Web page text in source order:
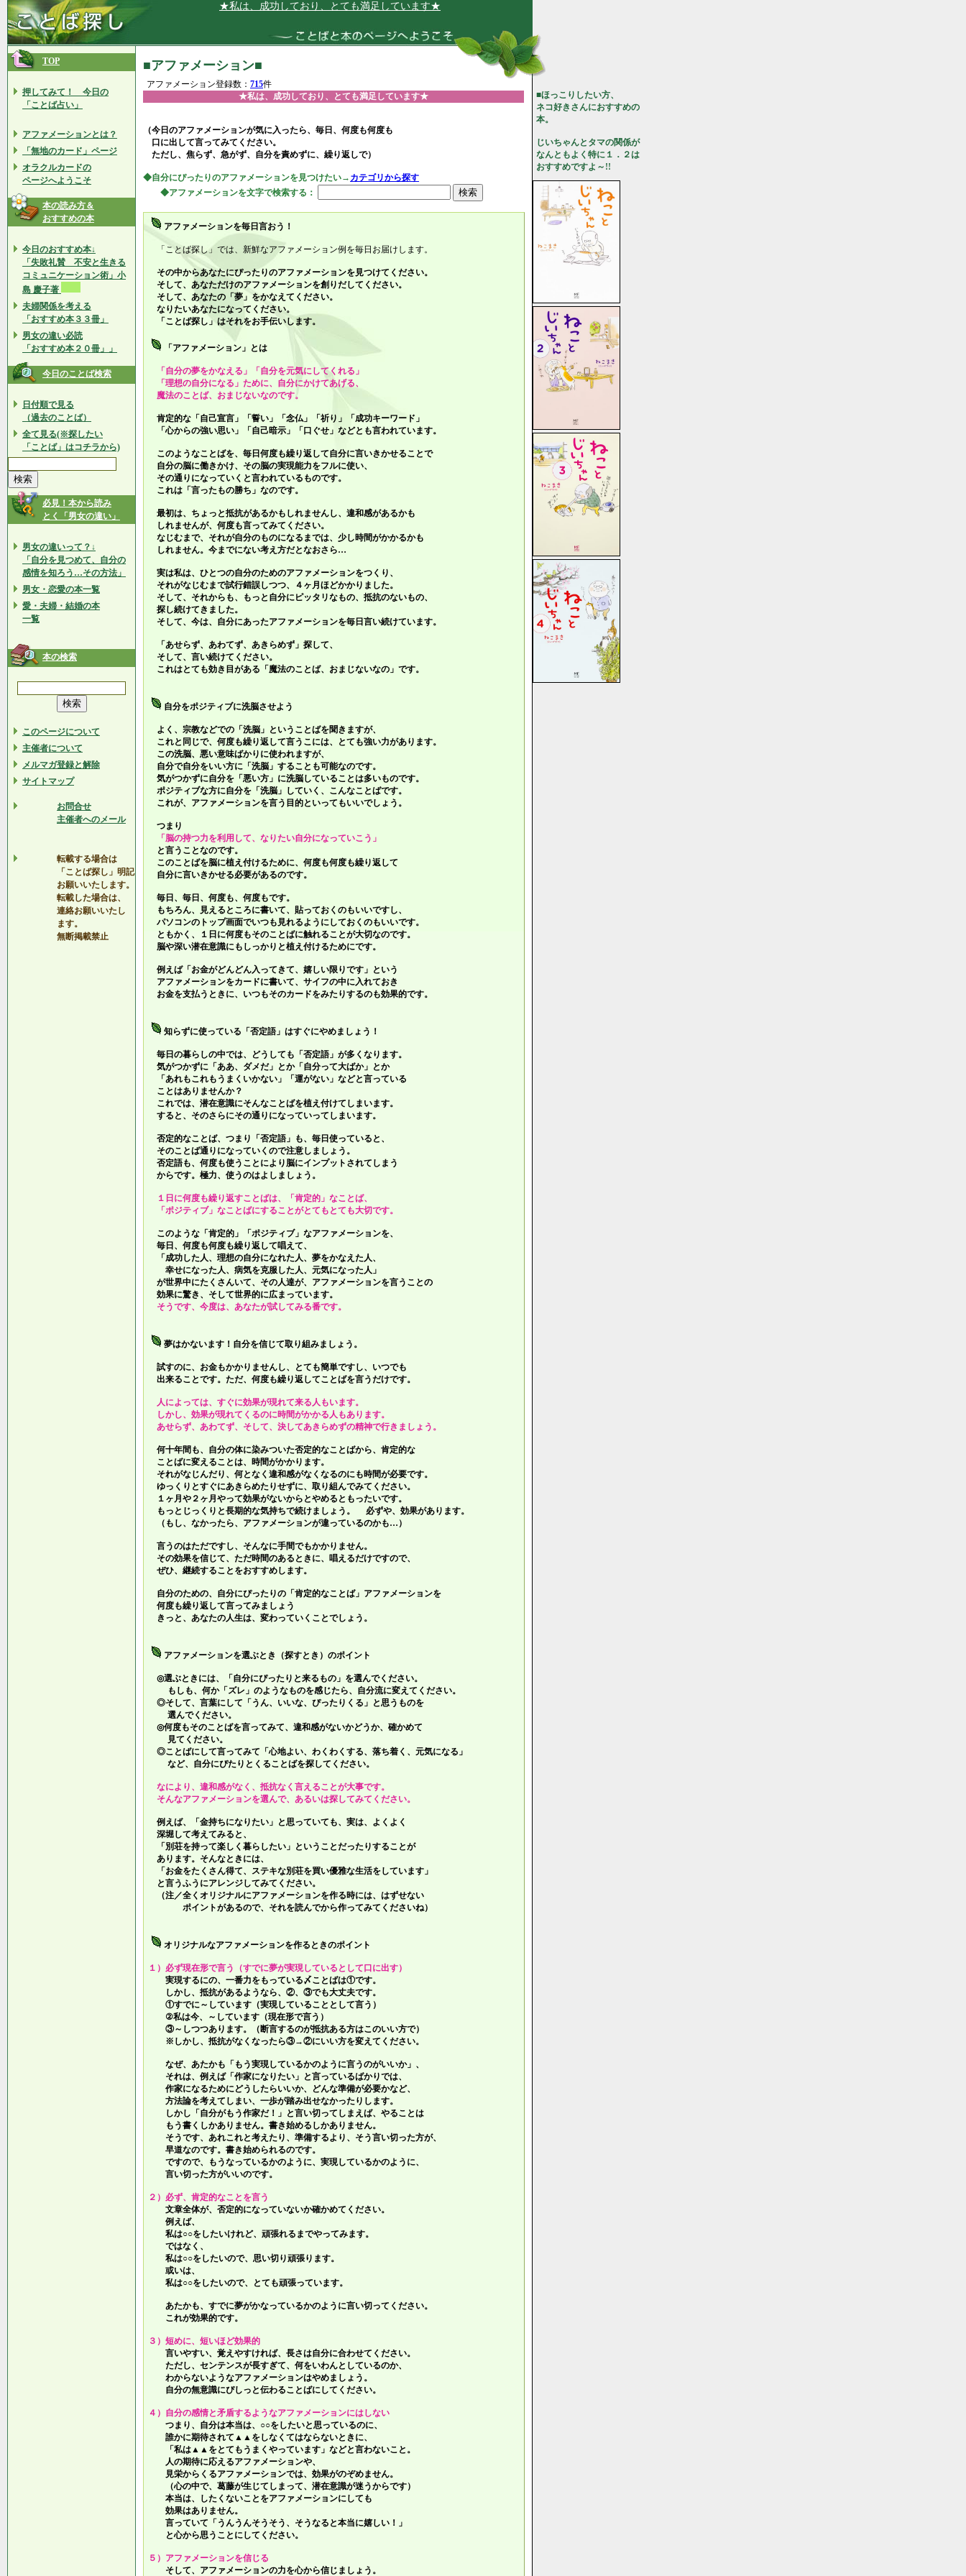
★私は、成功しており、とても満足しています★
TOP
押してみて！ 今日の
「ことば占い」
アファメーションとは？
「無地のカード」ページ
オラクルカードの
ページへようこそ
本の読み方＆
おすすめの本
今日のおすすめ本↓
「失敗礼賛 不安と生きる
コミュニケーション術」小
島 慶子著
夫婦関係を考える
「おすすめ本３３冊」
男女の違い必読
「おすすめ本２０冊」」
今日のことば検索
日付順で見る
（過去のことば）
全て見る(※探したい
「ことば」はコチラから)
必見！本から読み
とく「男女の違い」
男女の違いって？↓
「自分を見つめて、自分の
感情を知ろう…その方法」
男女・恋愛の本一覧
愛・夫婦・結婚の本
一覧
本の検索
このページについて
主催者について
メルマガ登録と解除
サイトマップ
お問合せ
主催者へのメール
転載する場合は
「ことば探し」明記
お願いいたします。
転載した場合は、
連絡お願いいたし
ます。
無断掲載禁止
■アファメーション■
アファメーション登録数： 715件
★私は、成功しており、とても満足しています★
（今日のアファメーションが気に入ったら、毎日、何度も何度も
口に出して言ってみてください。
ただし、焦らず、急がず、自分を責めずに、繰り返しで）
◆自分にぴったりのアファメーションを見つけたい→ カテゴリから探す
◆アファメーションを文字で検索する：
アファメーションを毎日言おう！
「ことば探し」では、新鮮なアファメーション例を毎日お届けします。
その中からあなたにぴったりのアファメーションを見つけてください。
そして、あなただけのアファメーションを創りだしてください。
そして、あなたの「夢」をかなえてください。
なりたいあなたになってください。
「ことば探し」はそれをお手伝いします。
「アファメーション」とは
「自分の夢をかなえる」「自分を元気にしてくれる」
「理想の自分になる」ために、自分にかけてあげる、
魔法のことば、おまじないなのです。
肯定的な「自己宣言」「誓い」「念仏」「祈り」「成功キーワード」
「心からの強い思い」「自己暗示」「口ぐせ」 などとも言われています。
このようなことばを、毎日何度も繰り返して自分に言いきかせることで
自分の脳に働きかけ、その脳の実現能力をフルに使い、
その通りになっていくと言われているものです。
これは「言ったもの勝ち」なのです。
最初は、ちょっと抵抗があるかもしれませんし、違和感があるかも
しれませんが、何度も言ってみてください。
なじむまで、それが自分のものになるまでは、少し時間がかかるかも
しれません。今までにない考え方だとなおさら…
実は私は、ひとつの自分のためのアファメーションをつくり、
それがなじむまで試行錯誤しつつ、４ヶ月ほどかかりました。
そして、それからも、もっと自分にピッタリなもの、抵抗のないもの、
探し続けてきました。
そして、今は、自分にあったアファメーションを毎日言い続けています。
「あせらず、あわてず、あきらめず」探して、
そして、言い続けてください。
これはとても効き目がある「魔法のことば、おまじないなの」です。
自分をポジティブに洗脳させよう
よく、宗教などでの「洗脳」ということばを聞きますが、
これと同じで、何度も繰り返して言うこには、とても強い力があります。
この洗脳、悪い意味ばかりに使われますが、
自分で自分をいい方に「洗脳」することも可能なのです。
気がつかずに自分を「悪い方」に洗脳していることは多いものです。
ポジティブな方に自分を「洗脳」していく、こんなことばです。
これが、アファメーションを言う目的といってもいいでしょう。
つまり
「脳の持つ力を利用して、なりたい自分になっていこう」
と言うことなのです。
このことばを脳に植え付けるために、何度も何度も繰り返して
自分に言いきかせる必要があるのです。
毎日、毎日、何度も、何度もです。
もちろん、見えるところに書いて、貼っておくのもいいですし、
パソコンのトップ画面でいつも見れるようにしておくのもいいです。
ともかく、１日に何度もそのことばに触れることが大切なのです。
脳や深い潜在意識にもしっかりと植え付けるためにです。
例えば「お金がどんどん入ってきて、嬉しい限りです」という
アファメーションをカードに書いて、サイフの中に入れておき
お金を支払うときに、いつもそのカードをみたりするのも効果的です。
知らずに使っている「否定語」はすぐにやめましょう！
毎日の暮らしの中では、どうしても「否定語」が多くなります。
気がつかずに「ああ、ダメだ」とか「自分って大ばか」とか
「あれもこれもうまくいかない」「運がない」などと言っている
ことはありませんか？
これでは、潜在意識にそんなことばを植え付けてしまいます。
すると、そのさらにその通りになっていってしまいます。
否定的なことば、つまり「否定語」も、毎日使っていると、
そのことば通りになっていくので注意しましょう。
否定語も、何度も使うことにより脳にインプットされてしまう
からです。極力、使うのはよしましょう。
１日に何度も繰り返すことばは、「肯定的」なことば、
「ポジティブ」なことばにすることがとてもとても大切です。
このような「肯定的」「ポジティブ」なアファメーションを、
毎日、何度も何度も繰り返して唱えて、
「成功した人、理想の自分になれた人、夢をかなえた人、
幸せになった人、病気を克服した人、元気になった人」
が世界中にたくさんいて、その人達が、アファメーションを言うことの
効果に驚き、そして世界的に広まっています。
そうです、今度は、あなたが試してみる番です。
夢はかないます！自分を信じて取り組みましょう。
試すのに、お金もかかりませんし、とても簡単ですし、いつでも
出来ることです。ただ、何度も繰り返してことばを言うだけです。
人によっては、すぐに効果が現れて来る人もいます。
しかし、効果が現れてくるのに時間がかかる人もあります。
あせらず、あわてず、そして、決してあきらめずの精神で行きましょう。
何十年間も、自分の体に染みついた否定的なことばから、肯定的な
ことばに変えることは、時間がかかります。
それがなじんだり、何となく違和感がなくなるのにも時間が必要です。
ゆっくりとすぐにあきらめたりせずに、取り組んでみてください。
１ヶ月や２ヶ月やって効果がないからとやめるともったいです。
もっとじっくりと長期的な気持ちで続けましょう。 必ずや、効果があります。
（もし、なかったら、アファメーションが違っているのかも…）
言うのはただですし、そんなに手間でもかかりません。
その効果を信じて、ただ時間のあるときに、唱えるだけですので、
ぜひ、継続することをおすすめします。
自分のための、自分にぴったりの「肯定的なことば」アファメーションを
何度も繰り返して言ってみましょう
きっと、あなたの人生は、変わっていくことでしょう。
アファメーションを選ぶとき（探すとき）のポイント
◎選ぶときには、「自分にぴったりと来るもの」を選んでください。
もしも、何か「ズレ」のようなものを感じたら、自分流に変えてください。
◎そして、言葉にして「うん、いいな、ぴったりくる」と思うものを
選んでください。
◎何度もそのことばを言ってみて、違和感がないかどうか、確かめて
見てください。
◎ことばにして言ってみて「心地よい、わくわくする、落ち着く、元気になる」
など、自分にぴたりとくることばを探してください。
なにより、違和感がなく、抵抗なく言えることが大事です。
そんなアファメーションを選んで、あるいは探してみてください。
例えば、「金持ちになりたい」と思っていても、実は、よくよく
深堀して考えてみると、
「別荘を持って楽しく暮らしたい」ということだったりすることが
あります。そんなときには、
「お金をたくさん得て、ステキな別荘を買い優雅な生活をしています」
と言うふうにアレンジしてみてください。
（注／全くオリジナルにアファメーションを作る時には、はずせない
ポイントがあるので、それを読んでから作ってみてくださいね）
オリジナルなアファメーションを作るときのポイント
１）必ず現在形で言う（すでに夢が実現しているとして口に出す）
実現するにの、一番力をもっている〆ことばは①です。
しかし、抵抗があるようなら、②、③でも大丈夫です。
①すでに～しています（実現していることとして言う）
②私は今、～しています（現在形で言う）
③～しつつあります。（断言するのが抵抗ある方はこのいい方で）
※しかし、抵抗がなくなったら③→②にいい方を変えてください。
なぜ、あたかも「もう実現しているかのように言うのがいいか」、
それは、例えば「作家になりたい」と言っているばかりでは、
作家になるためにどうしたらいいか、どんな準備が必要かなど、
方法論を考えてしまい、一歩が踏み出せなかったりします。
しかし「自分がもう作家だ！」と言い切ってしまえば、やることは
もう書くしかありません。書き始めるしかありません。
そうです、あれこれと考えたり、準備するより、そう言い切った方が、
早道なのです。書き始められるのです。
ですので、もうなっているかのように、実現しているかのように、
言い切った方がいいのです。
２）必ず、肯定的なことを言う
文章全体が、否定的になっていないか確かめてください。
例えば、
私は○○をしたいけれど、頑張れるまでやってみます。
ではなく、
私は○○をしたいので、思い切り頑張ります。
或いは、
私は○○をしたいので、とても頑張っています。
あたかも、すでに夢がかなっているかのように言い切ってください。
これが効果的です。
３）短めに、短いほど効果的
言いやすい、覚えやすければ、長さは自分に合わせてください。
ただし、センテンスが長すぎて、何をいわんとしているのか、
わからないようなアファメーションはやめましょう。
自分の無意識にぴしっと伝わることばにしてください。
４）自分の感情と矛盾するようなアファメーションにはしない
つまり、自分は本当は、○○をしたいと思っているのに、
誰かに期待されて▲▲をしなくてはならないときに、
「私は▲▲をとてもうまくやっています」などと言わないこと。
人の期待に応えるアファメーションや、
見栄からくるアファメーションでは、効果がのぞめません。
（心の中で、葛藤が生じてしまって、潜在意識が迷うからです）
本当は、したくないことをアファメーションにしても
効果はありません。
言っていて 「うんうんそうそう、そうなると本当に嬉しい！」
と心から思うことにしてください。
５）アファメーションを信じる
そして、アファメーションの力を心から信じましょう。
■ほっこりしたい方、
ネコ好きさんにおすすめの
本。
じいちゃんとタマの関係が
なんともよく特に１．２は
おすすめですよ～!!